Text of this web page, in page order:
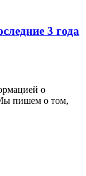
3 года
о
пишем о том,